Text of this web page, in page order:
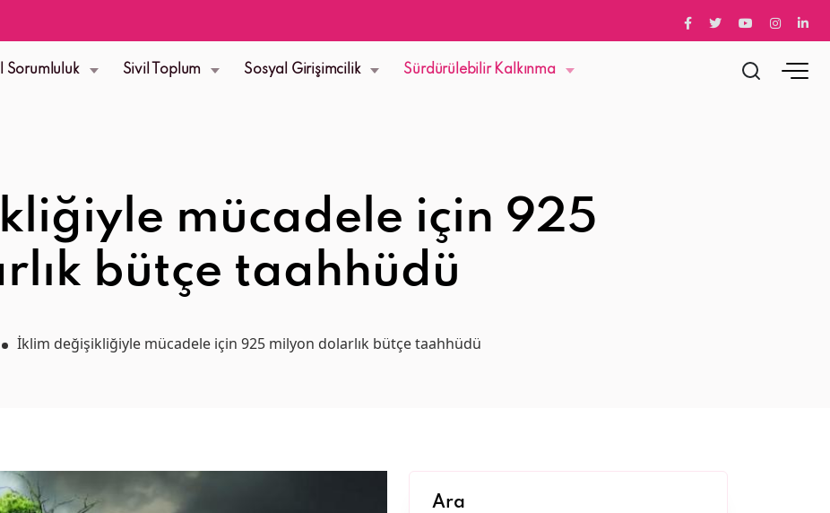
Sorumluluk Sivil Toplum Sosyal Girişimcilik Sürdürülebilir Kalkınma
mücadele için 925
bütçe taahhüdü
İklim değişikliğiyle mücadele için 925 milyon dolarlık bütçe taahhüdü
Ara